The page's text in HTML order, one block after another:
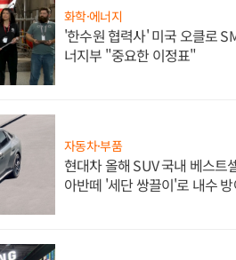
화학·에너지
'한수원 협력사' 미국 오클로
너지부 "중요한 이정표"
자동차·부품
현대차 올해 SUV 국내 베스트
아반떼 '세단 쌍끌이'로 내수